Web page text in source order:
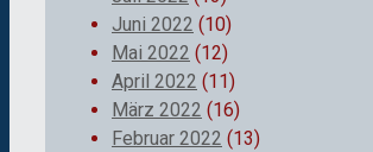
Juni 2022 (10)
Mai 2022 (12)
April 2022 (11)
März 2022 (16)
Februar 2022 (13)